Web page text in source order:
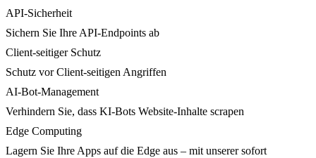
API-Sicherheit
Sichern Sie Ihre API-Endpoints ab
Client-seitiger Schutz
Schutz vor Client-seitigen Angriffen
AI-Bot-Management
Verhindern Sie, dass KI-Bots Website-Inhalte scrapen
Edge Computing
Lagern Sie Ihre Apps auf die Edge aus – mit unserer sofort